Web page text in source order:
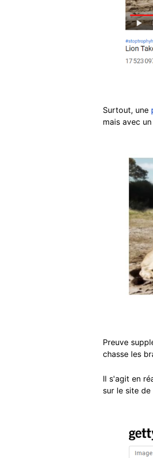
Surtout, une
mais avec
Preuve
chasse les
Il s'agit en
sur le site de